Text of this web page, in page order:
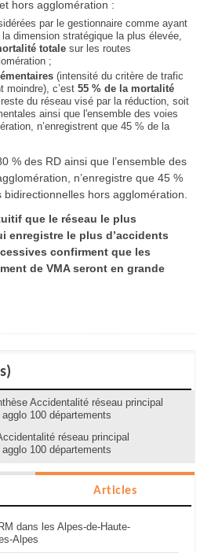
hors agglomération :
par le gestionnaire comme ayant
dimension stratégique la plus élevée,
totale sur les routes
;
(intensité du critère de trafic
moindre), c’est 55 % de la mortalité
du réseau visé par la réduction, soit
ainsi que l'ensemble des voies
n’enregistrent que 45 % de la
% des RD ainsi que l’ensemble des
n’enregistre que 45 %
hors agglomération.
que le réseau le plus
enregistre le plus d’accidents
confirment que les
de VMA seront en grande
Accidentalité réseau principal
100 départements
réseau principal
100 départements
Articles
dans les Alpes-de-Haute-
Alpes